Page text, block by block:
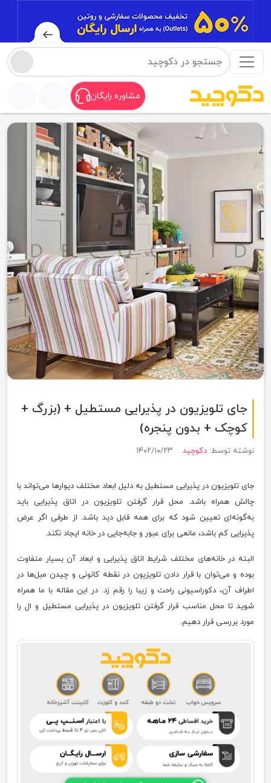
مشاوره رایگان
جای تلویزیون در پذیرایی مستطیل + (بزرگ +
کوچک + بدون پنجره)
نوشته توسط: دکوچید ۱۴۰۲/۱۰/۲۳
جای تلویزیون در پذیرایی مستطیل به دلیل ابعاد مختلف دیوار‌ها می‌تواند با
چالش همراه باشد. محل قرار گرفتن تلویزیون در اتاق پذیرایی باید
به‌گونه‌ای تعیین شود که برای همه قابل دید باشد. از طرفی اگر عرض
پذیرایی کم باشد، مانعی برای عبور و جابه‌جایی در خانه ایجاد نکند.
البته در خانه‌های مختلف شرایط اتاق پذیرایی و ابعاد آن بسیار متفاوت
بوده و می‌توان با قرار دادن تلویزیون در نقطه کانونی و چیدن مبل‌ها در
اطراف آن، دکوراسیونی راحت و زیبا را رقم زد. در این مقاله با ما همراه
شوید تا محل مناسب قرار گرفتن تلویزیون در پذیرایی مستطیل و ال را
مورد بررسی قرار دهیم.